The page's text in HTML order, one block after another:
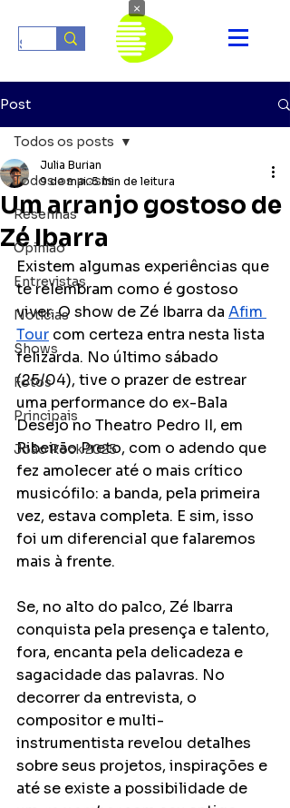
Post
Todos os posts
Resenhas
Opinião
Entrevistas
Notícias
Shows
Fotos
Principais
João Rock 2025
Todos os posts
Um arranjo gostoso de
Zé Ibarra
Julia Burian
9 de mai. 5 min de leitura
Existem algumas experiências que
te relembram como é gostoso
viver. O show de Zé Ibarra da Afim
Tour com certeza entra nesta lista
felizarda. No último sábado
(25/04), tive o prazer de estrear
uma performance do ex-Bala
Desejo no Theatro Pedro II, em
Ribeirão Preto, com o adendo que
fez amolecer até o mais crítico
musicófilo: a banda, pela primeira
vez, estava completa. E sim, isso
foi um diferencial que falaremos
mais à frente.
Se, no alto do palco, Zé Ibarra
conquista pela presença e talento,
fora, encanta pela delicadeza e
sagacidade das palavras. No
decorrer da entrevista, o
compositor e multi-
instrumentista revelou detalhes
sobre seus projetos, inspirações e
até se existe a possibilidade de
×